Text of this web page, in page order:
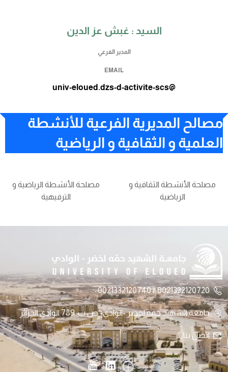
السيد : غبش عز الدين
المدير الفرعي
EMAIL
s-d-activite-scs@
univ-eloued.dz
مصالح المديرية الفرعية للأنشطة
العلمية و الثقافية و الرياضية
مصلحة الأنشطة الثقافية و
الرياضية
مصلحة الأنشطة الرياضية و
الترفيهية
0021332120720 || 0021332120740
جامعة الشهيد حمه لخضر -الوادي- ص.ب: 789 الوادي الجزائر
اتصل بنا